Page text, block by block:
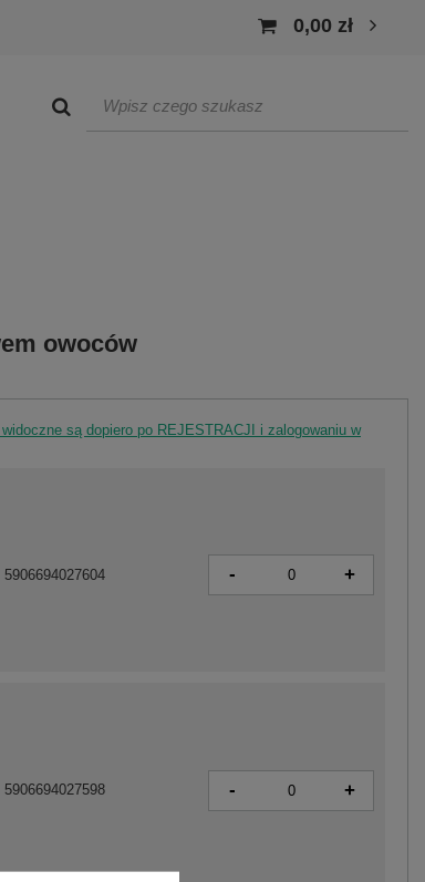
0,00 zł
owoców
są dopiero po REJESTRACJI i zalogowaniu w
5906694027604 - +
5906694027598 - +